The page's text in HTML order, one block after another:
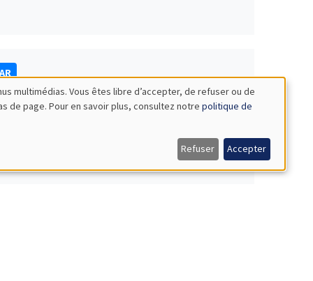
multimédias. Vous êtes libre d’accepter, de refuser ou de
de page. Pour en savoir plus, consultez notre politique de
Refuser Accepter